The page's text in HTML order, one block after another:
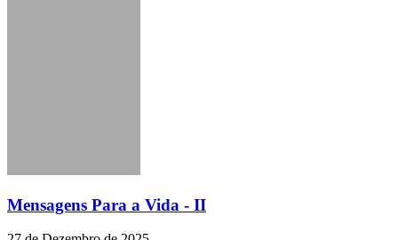
Mensagens Para a Vida - II